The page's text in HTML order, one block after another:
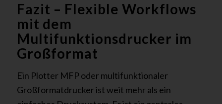
Fazit – Flexible Workflows
mit dem
Multifunktionsdrucker im
Großformat
Ein Plotter MFP oder multifunktionaler
Großformatdrucker ist weit mehr als ein